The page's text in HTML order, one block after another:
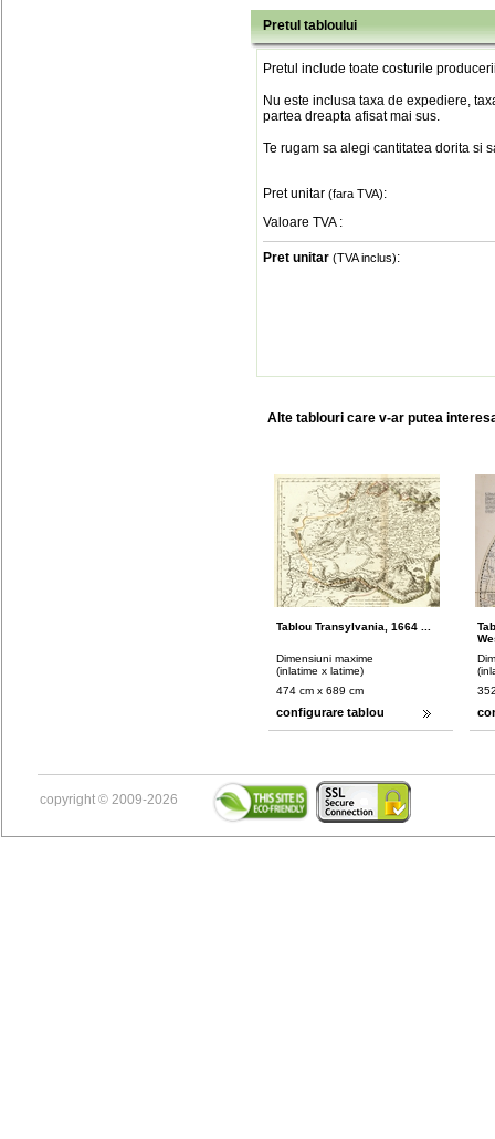
Pretul tabloului
Pretul include toate costurile
Nu este inclusa taxa de expediere,
partea dreapta afisat mai sus.
Te rugam sa alegi cantitatea dorita si
Pret unitar (fara TVA):
Valoare TVA :
Pret unitar (TVA inclus):
Alte tablouri care v-ar putea
Tablou Transylvania, 1664 ...
Dimensiuni maxime
(inlatime x latime)
474 cm x 689 cm
configurare tablou
copyright © 2009-2026